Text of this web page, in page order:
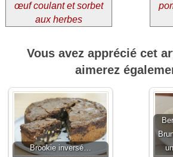
œuf coulant et sorbet
aux herbes
Vous avez apprécié cet
aimerez
Brookie inversé…